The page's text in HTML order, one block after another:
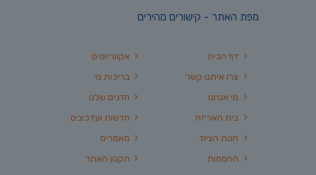
מפת האתר - קישורים מהירים
אקווריומים
בריכות נוי
הדגים שלנו
חדשות ועדכונים
מאמרים
תקנון האתר
דף הבית
צרו איתנו קשר
מי אנחנו
בית האריזה
חנות הציוד
החממות